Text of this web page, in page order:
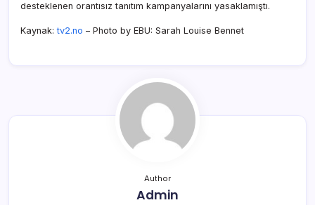
desteklenen orantısız tanıtım kampanyalarını yasaklamıştı.
Kaynak:tv2.no – Photo by EBU: Sarah Louise Bennet
Author
Admin